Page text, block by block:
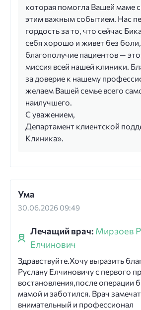
которая помогла Вашей маме
этим важным событием. Нас
гордость за то, что сейчас
себя хорошо и живет без
благополучие пациентов — это
миссия всей нашей клиники.
за доверие к нашему
желаем Вашей семье всего
наилучшего.
С уважением,
Департамент клиентской
Клиника».
Ума
30.06.2026 09:49
Лечащий врач: Мирзоев
Елчинович
Здравствуйте.Хочу выразить
Руслану Елчиновичу с первого
востановления,после операции
мамой и заботился. Врач
внимательный и профессионал